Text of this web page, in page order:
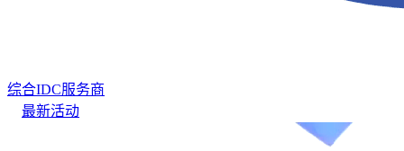
综合IDC服务商
最新活动